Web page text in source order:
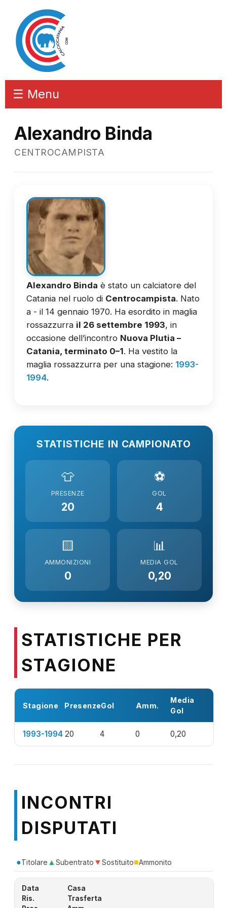
☰ Menu
Alexandro Binda
CENTROCAMPISTA
Alexandro Binda è stato un calciatore del
Catania nel ruolo di Centrocampista. Nato
a - il 14 gennaio 1970. Ha esordito in maglia
rossazzurra il 26 settembre 1993, in
occasione dell’incontro Nuova Plutia –
Catania, terminato 0–1. Ha vestito la
maglia rossazzurra per una stagione: 1993-
1994.
STATISTICHE IN CAMPIONATO
👕
PRESENZE
20
⚽
GOL
4
🟨
AMMONIZIONI
0
📊
MEDIA GOL
0,20
STATISTICHE PER
STAGIONE
Stagione PresenzeGol Amm.
Media
Gol
1993-1994 20 4 0 0,20
INCONTRI
DISPUTATI
●Titolare ▲Subentrato ▼Sostituito■Ammonito
Data
Casa
Ris.
Trasferta